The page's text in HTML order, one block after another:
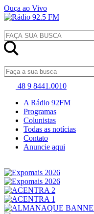
Ouça ao Vivo
48 9 8441.0010
A Rádio 92FM
Programas
Colunistas
Todas as notícias
Contato
Anuncie aqui